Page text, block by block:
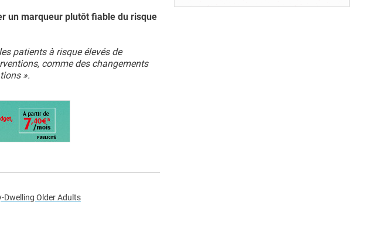
un marqueur plutôt fiable du risque
patients à risque élevés de
comme des changements
».
Dwelling Older Adults